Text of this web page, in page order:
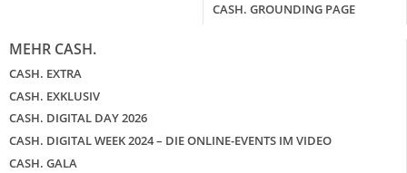
CASH. GROUNDING PAGE
MEHR CASH.
CASH. EXTRA
CASH. EXKLUSIV
CASH. DIGITAL DAY 2026
CASH. DIGITAL WEEK 2024 – DIE ONLINE-EVENTS IM VIDEO
CASH. GALA